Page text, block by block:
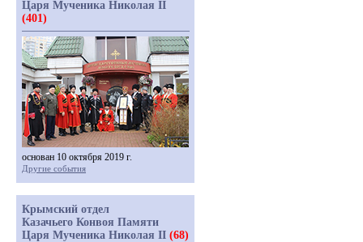
Царя Мученика Николая II
(401)
основан 10 октября 2019 г.
Другие события
Крымский отдел
Казачьего Конвоя Памяти
Царя Мученика Николая II (68)